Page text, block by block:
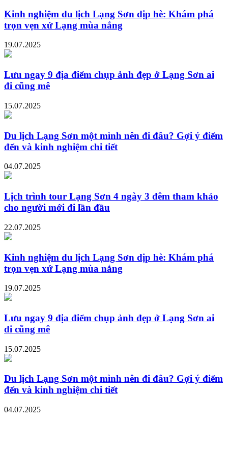
Kinh nghiệm du lịch Lạng Sơn dịp hè: Khám phá
trọn vẹn xứ Lạng mùa nắng
19.07.2025
Lưu ngay 9 địa điểm chụp ảnh đẹp ở Lạng Sơn ai
đi cũng mê
15.07.2025
Du lịch Lạng Sơn một mình nên đi đâu? Gợi ý điểm
đến và kinh nghiệm chi tiết
04.07.2025
Lịch trình tour Lạng Sơn 4 ngày 3 đêm tham khảo
cho người mới đi lần đầu
22.07.2025
Kinh nghiệm du lịch Lạng Sơn dịp hè: Khám phá
trọn vẹn xứ Lạng mùa nắng
19.07.2025
Lưu ngay 9 địa điểm chụp ảnh đẹp ở Lạng Sơn ai
đi cũng mê
15.07.2025
Du lịch Lạng Sơn một mình nên đi đâu? Gợi ý điểm
đến và kinh nghiệm chi tiết
04.07.2025